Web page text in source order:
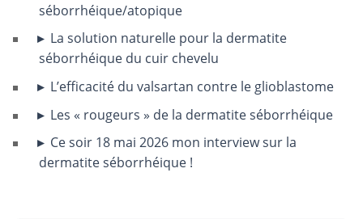
séborrhéique/atopique
La solution naturelle pour la dermatite
séborrhéique du cuir chevelu
L’efficacité du valsartan contre le glioblastome
Les « rougeurs » de la dermatite séborrhéique
Ce soir 18 mai 2026 mon interview sur la
dermatite séborrhéique !